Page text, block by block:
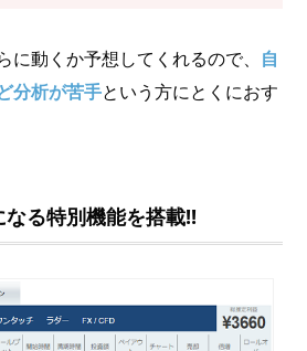
に動くか予想してくれるので、 自
分析が苦手という方にとくにおす
る特別機能を搭載!!